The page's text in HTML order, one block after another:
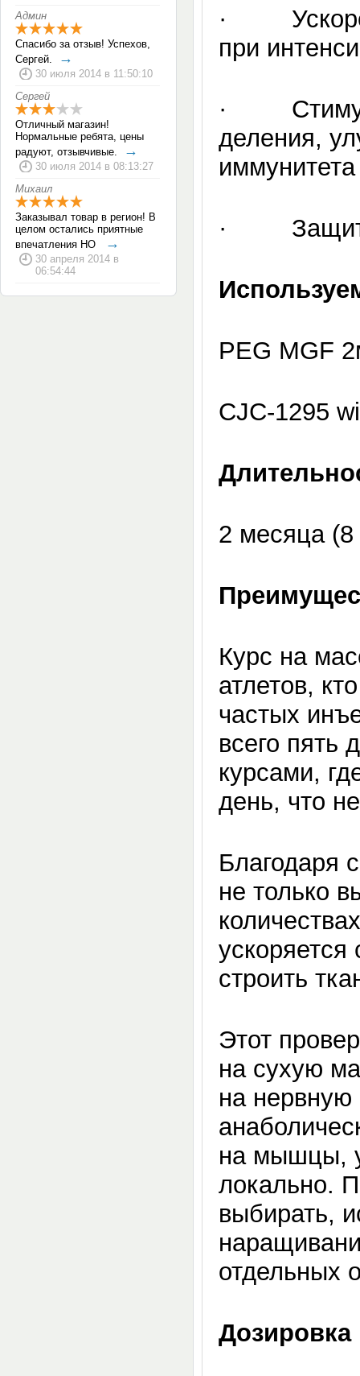
Админ
Спасибо за отзыв! Успехов,
Сергей.
→
30 июля 2014 в 11:50:10
Сергей
Отличный магазин!
Нормальные ребята, цены
радуют, отзывчивые.
→
30 июля 2014 в 08:13:27
Михаил
Заказывал товар в регион! В
целом остались приятные
впечатления НО
→
30 апреля 2014 в
06:54:44
·
при
·
деления,
иммунитета
· Защита
PEG MGF
CJC-1295
2 месяца (8
Курс на
атлетов,
частых
всего пять
курсами,
день, что
Благодаря
не только
ускоряется
строить
Этот
на сухую
на
на мышцы,
локально.
выбирать,
отдельных
Дозировка